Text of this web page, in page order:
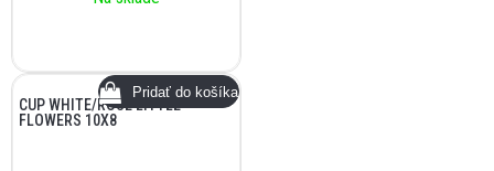
CUP WHITE/ROSE LITTLE
FLOWERS 10X8